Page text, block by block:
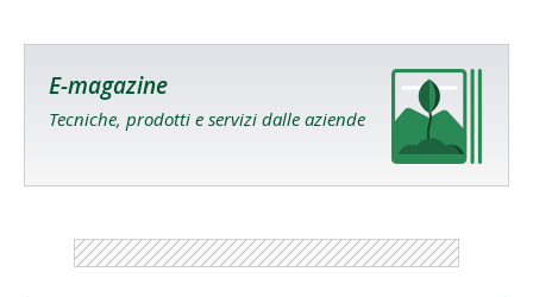
E-magazine
Tecniche, prodotti e servizi dalle aziende